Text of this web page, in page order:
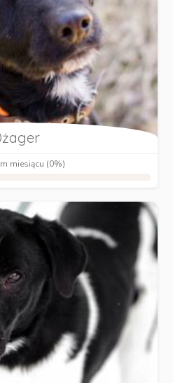
miesiącu (0%)